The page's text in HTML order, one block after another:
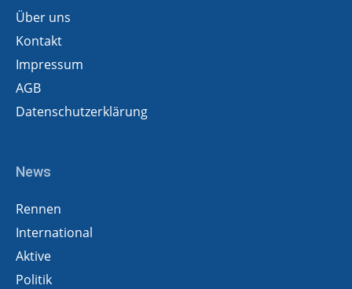
Über uns
Kontakt
Impressum
AGB
Datenschutzerklärung
News
Rennen
International
Aktive
Politik